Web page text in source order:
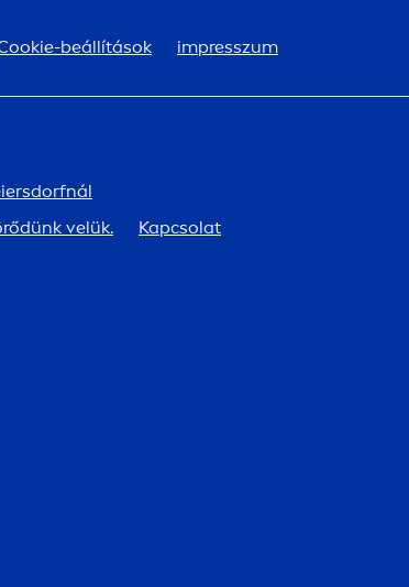
beállítások impresszum
velük.
Kapcsolat